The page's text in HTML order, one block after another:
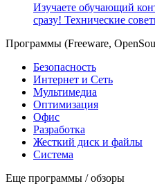
Изучаете обучающий
сразу! Технические
Программы (Freeware,
Безопасность
Интернет и Сеть
Мультимедиа
Оптимизация
Офис
Разработка
Жесткий диск и файлы
Система
Еще программы / обзоры